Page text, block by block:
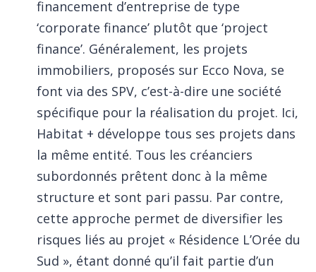
financement d’entreprise de type
‘corporate finance’ plutôt que ‘project
finance’. Généralement, les projets
immobiliers, proposés sur Ecco Nova, se
font via des SPV, c’est-à-dire une société
spécifique pour la réalisation du projet. Ici,
Habitat + développe tous ses projets dans
la même entité. Tous les créanciers
subordonnés prêtent donc à la même
structure et sont pari passu. Par contre,
cette approche permet de diversifier les
risques liés au projet « Résidence L’Orée du
Sud », étant donné qu’il fait partie d’un